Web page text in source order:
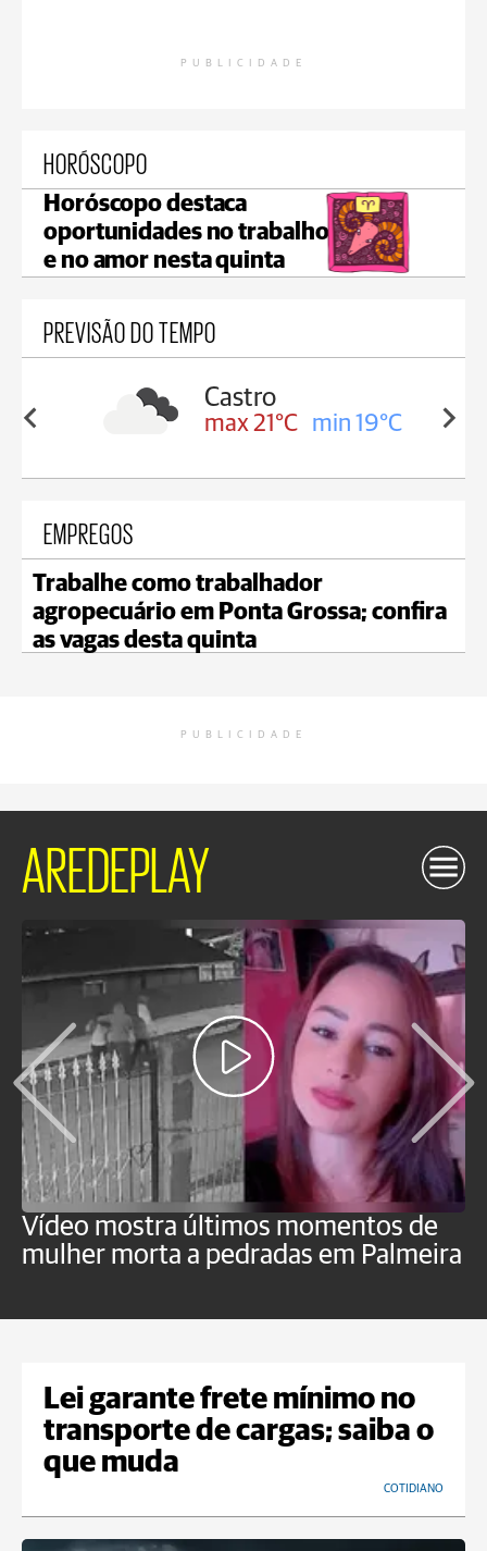
PUBLICIDADE
HORÓSCOPO
Horóscopo destaca
oportunidades no trabalho
e no amor nesta quinta
PREVISÃO DO TEMPO
19°C
Carambeí
max 21°C min 18°C
EMPREGOS
Trabalhe como trabalhador
agropecuário em Ponta Grossa; confira
as vagas desta quinta
PUBLICIDADE
AREDEPLAY
Vídeo mostra últimos momentos de
mulher morta a pedradas em Palmeira
Lei garante frete mínimo no
transporte de cargas; saiba o
que muda
COTIDIANO